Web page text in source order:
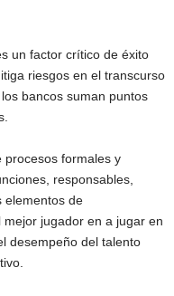
un factor crítico de éxito
riesgos en el transcurso
bancos suman puntos
procesos formales y
responsables,
elementos de
jugador en a jugar en
desempeño del talento